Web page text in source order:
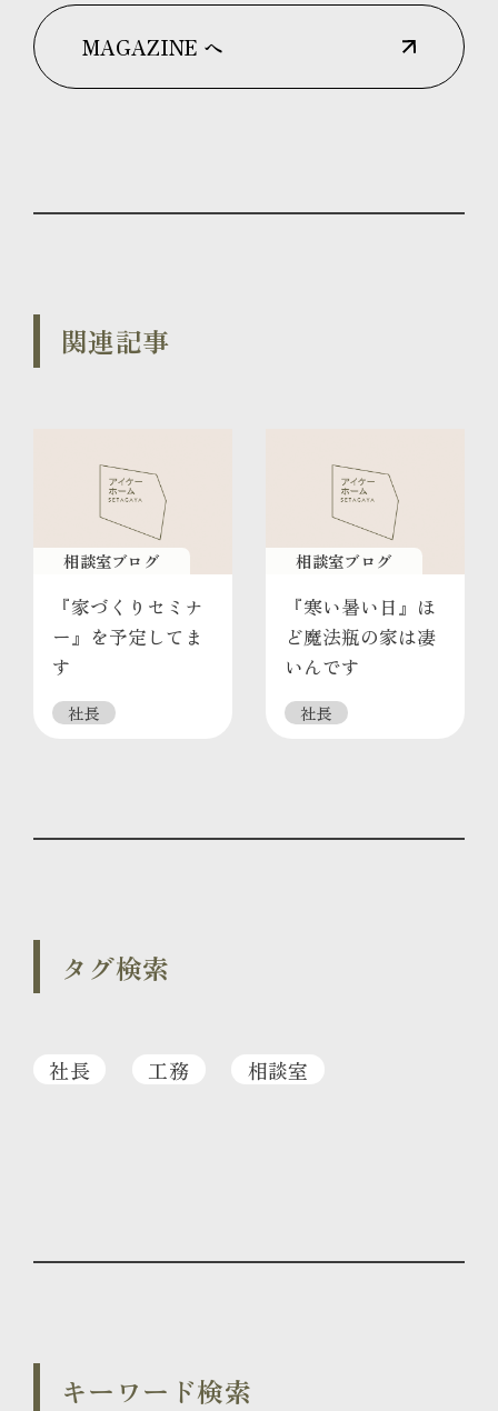
MAGAZINE へ
関連記事
相談室ブログ
『家づくりセミナ
ー』を予定してま
す
社長
相談室ブログ
『寒い暑い日』ほ
ど魔法瓶の家は凄
いんです
社長
タグ検索
社長 工務 相談室
キーワード検索